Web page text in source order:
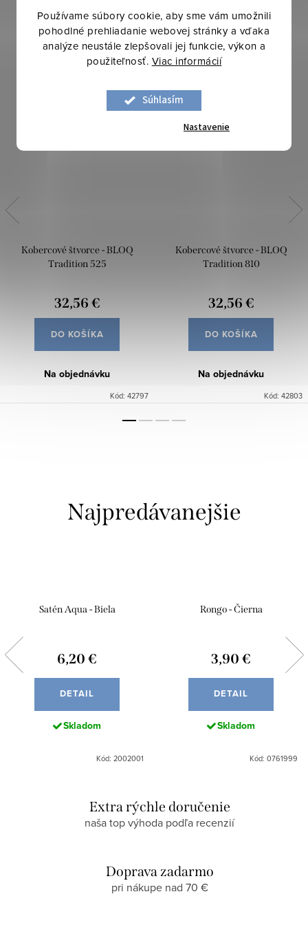
Používame súbory cookie, aby sme vám umožnili
pohodlné prehliadanie webovej stránky a vďaka
analýze neustále zlepšovali jej funkcie, výkon a
použiteľnosť. Viac informácií
Súhlasím
Nastavenie
Kobercové štvorce - BLOQ
Tradition 525
32,56 €
DO KOŠÍKA
Na objednávku
Kód: 42797
Kobercové štvorce - BLOQ
Tradition 810
32,56 €
DO KOŠÍKA
Na objednávku
Kód: 42803
Najpredávanejšie
Satén Aqua - Biela
6,20 €
DETAIL
Skladom
Kód: 2002001
Rongo - Čierna
3,90 €
DETAIL
Skladom
Kód: 0761999
Extra rýchle doručenie
naša top výhoda podľa recenzií
Doprava zadarmo
pri nákupe nad 70 €